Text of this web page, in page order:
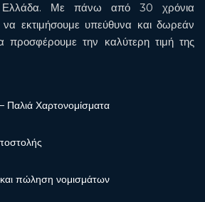
Ελλάδα. Με πάνω από 30 χρόνια
να εκτιμήσουμε υπεύθυνα και δωρεάν
προσφέρουμε την καλύτερη τιμή της
Παλιά Χαρτονομίσματα
και πώληση νομισμάτων